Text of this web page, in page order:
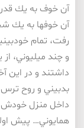
آن خوف به يك
آن خوفها به يك
رفت، تمام
و چند ميليوني،
داشتند و در اين
بدبيني و روح ترس
داخل منزل خودش
همايوني… پيش